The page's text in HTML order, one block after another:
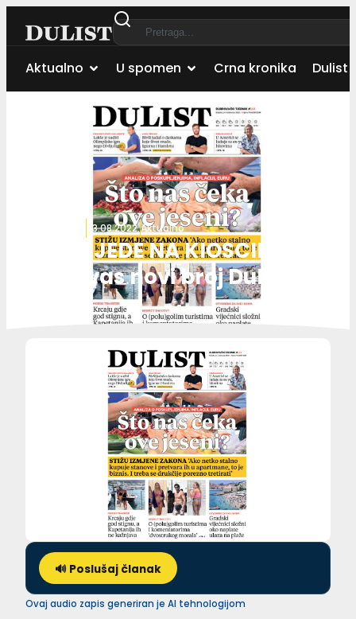
Aktualno U spomen Crna kronika Dulist
23.08.2022.Aktualno
OD SRIJEDE NA KIOSCIMA
Čeka vas novi broj DuLista!
🔊 Poslušaj članak
Ovaj audio zapis generiran je AI tehnologijom